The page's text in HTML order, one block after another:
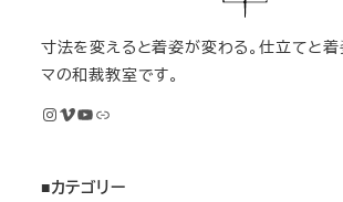
寸法を変えると着姿が変わる。仕立てと
マの和裁教室です。
InstagramVimeo YouTube M KIMONOオンライン和裁教室
■カテゴリー